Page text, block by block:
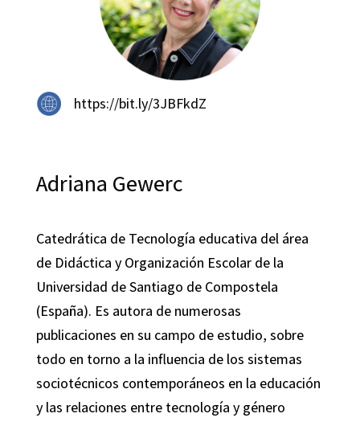
https://bit.ly/3JBFkdZ
Adriana Gewerc
Catedrática de Tecnología educativa del área
de Didáctica y Organización Escolar de la
Universidad de Santiago de Compostela
(España). Es autora de numerosas
publicaciones en su campo de estudio, sobre
todo en torno a la influencia de los sistemas
sociotécnicos contemporáneos en la educación
y las relaciones entre tecnología y género